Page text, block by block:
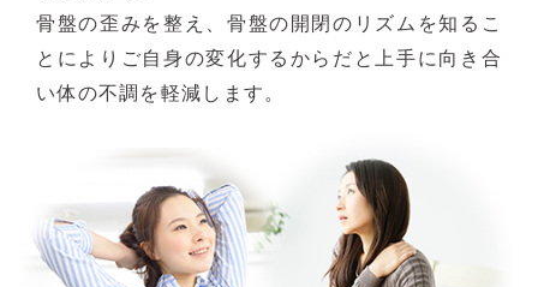
骨盤の歪みを整え、骨盤の開閉のリズムを知るこ
とによりご自身の変化するからだと上手に向き合
い体の不調を軽減します。